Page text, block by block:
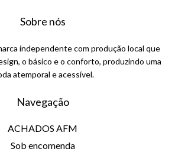
Sobre nós
independente com produção local que
o básico e o conforto, produzindo uma
atemporal e acessível.
Navegação
ACHADOS AFM
Sob encomenda